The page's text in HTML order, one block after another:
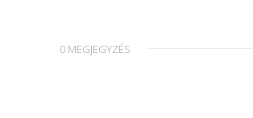
0 MEGJEGYZÉS